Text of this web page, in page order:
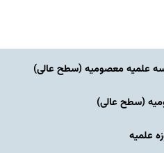
علمیه معصومیه‌ (سطح عالی)
(سطح عالی)
علمیه